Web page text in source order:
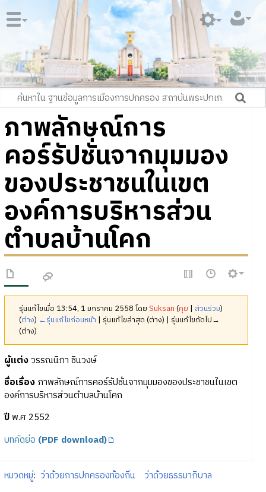
ภาพลักษณ์การ
คอร์รัปชั่นจากมุมมอง
ของประชาชนในเขต
องค์การบริหารส่วน
ตำบลบ้านโคก
รุ่นแก้ไขเมื่อ 13:54, 1 มกราคม 2558 โดยSuksan (คุย | ส่วนร่วม)
(ต่าง) ←รุ่นแก้ไขก่อนหน้า | รุ่นแก้ไขล่าสุด (ต่าง) | รุ่นแก้ไขถัดไป→
(ต่าง)
ผู้แต่งวรรณนิภา ชินวงษ์
ชื่อเรื่องภาพลักษณ์การคอร์รัปชั่นจากมุมมองของประชาชนในเขต
องค์การบริหารส่วนตำบลบ้านโคก
ปีพ.ศ 2552
บทคัดย่อ (PDF download)
หมวดหมู่: ว่าด้วยการปกครองท้องถิ่น ว่าด้วยธรรมาภิบาล